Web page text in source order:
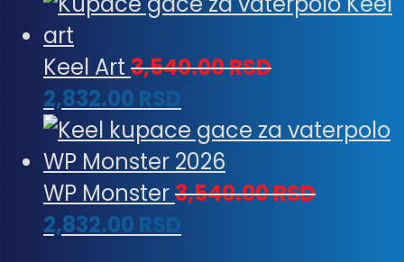
Keel Art 3,540.00RSD
2,832.00 RSD
WP Monster3,540.00RSD
2,832.00 RSD